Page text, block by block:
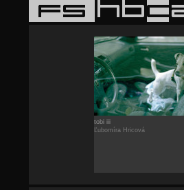
tobi iii
Ľubomíra Hricová